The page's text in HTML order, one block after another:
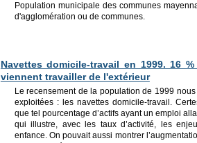
Population municipale des communes
d'agglomération ou de communes.
Navettes domicile-travail en 1999. 16
viennent travailler de l'extérieur
Le recensement de la population de 1999
exploitées : les navettes domicile-travail.
que tel pourcentage d’actifs ayant un emploi
qui illustre, avec les taux d’activité, les
enfance. On pouvait aussi montrer